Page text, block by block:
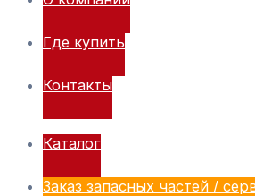
Где купить
Контакты
Каталог
Заказ запасных частей /